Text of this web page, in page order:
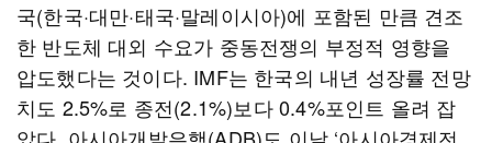
국(한국·대만·태국·말레이시아)에 포함된 만큼 견조
한 반도체 대외 수요가 중동전쟁의 부정적 영향을
압도했다는 것이다. IMF는 한국의 내년 성장률 전망
치도 2.5%로 종전(2.1%)보다 0.4%포인트 올려 잡